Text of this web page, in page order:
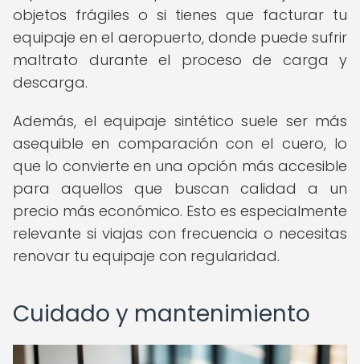
objetos frágiles o si tienes que facturar tu
equipaje en el aeropuerto, donde puede sufrir
maltrato durante el proceso de carga y
descarga.
Además, el equipaje sintético suele ser más
asequible en comparación con el cuero, lo
que lo convierte en una opción más accesible
para aquellos que buscan calidad a un
precio más económico. Esto es especialmente
relevante si viajas con frecuencia o necesitas
renovar tu equipaje con regularidad.
Cuidado y mantenimiento